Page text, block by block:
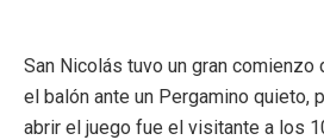
San Nicolás tuvo un gran comienzo
el balón ante un Pergamino quieto,
abrir el juego fue el visitante a los